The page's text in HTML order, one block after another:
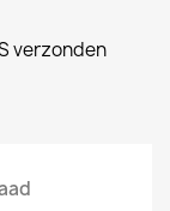
verzonden